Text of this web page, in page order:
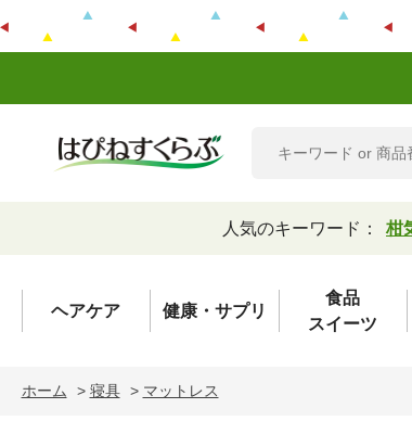
人気のキーワード： 柑
ヘアケア 健康・サプリ
食品
スイーツ
ホーム > 寝具 > マットレス